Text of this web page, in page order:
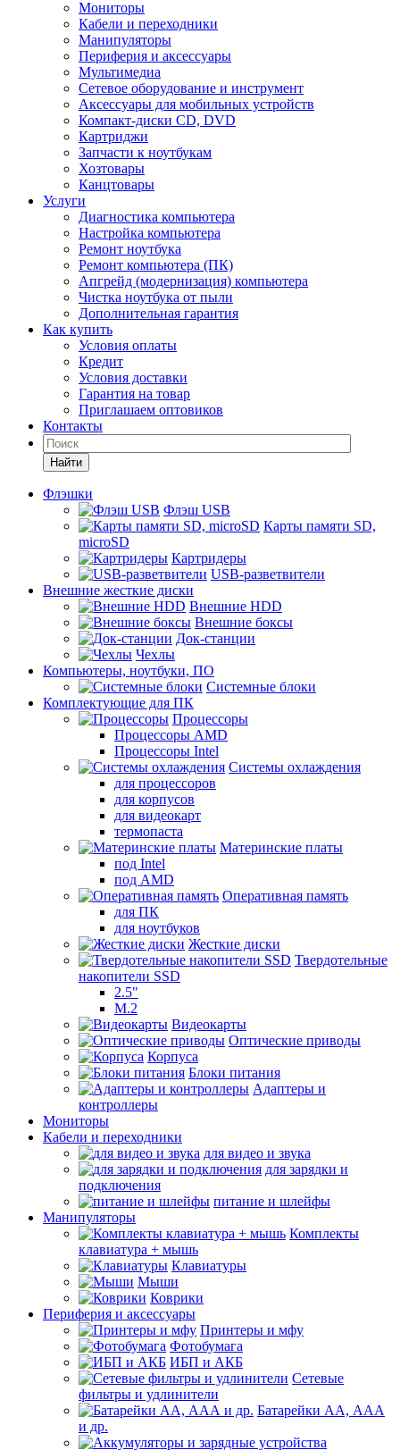
Мониторы
Кабели и переходники
Манипуляторы
Периферия и аксессуары
Мультимедиа
Сетевое оборудование и инструмент
Аксессуары для мобильных устройств
Компакт-диски CD, DVD
Картриджи
Запчасти к ноутбукам
Хозтовары
Канцтовары
Услуги
Диагностика компьютера
Настройка компьютера
Ремонт ноутбука
Ремонт компьютера (ПК)
Апгрейд (модернизация) компьютера
Чистка ноутбука от пыли
Дополнительная гарантия
Как купить
Условия оплаты
Кредит
Условия доставки
Гарантия на товар
Приглашаем оптовиков
Контакты
Найти
Флэшки
Флэш USB
Карты памяти SD,
microSD
Картридеры
USB-разветвители
Внешние жесткие диски
Внешние HDD
Внешние боксы
Док-станции
Чехлы
Компьютеры, ноутбуки, ПО
Системные блоки
Комплектующие для ПК
Процессоры
Процессоры AMD
Процессоры Intel
Системы охлаждения
для процессоров
для корпусов
для видеокарт
термопаста
Материнские платы
под Intel
под AMD
Оперативная память
для ПК
для ноутбуков
Жесткие диски
Твердотельные
накопители SSD
2.5"
M.2
Видеокарты
Оптические приводы
Корпуса
Блоки питания
Адаптеры и
контроллеры
Мониторы
Кабели и переходники
для видео и звука
для зарядки и
подключения
питание и шлейфы
Манипуляторы
Комплекты
клавиатура + мышь
Клавиатуры
Мыши
Коврики
Периферия и аксессуары
Принтеры и мфу
Фотобумага
ИБП и АКБ
Сетевые
фильтры и удлинители
Батарейки АА, ААА
и др.